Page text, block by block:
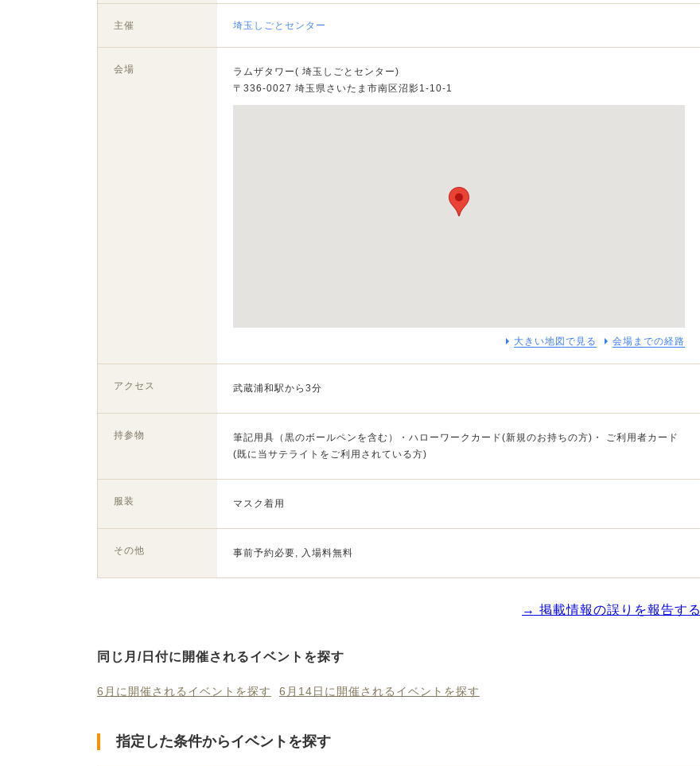
主催 埼玉しごとセンター
会場
ラムザタワー( 埼玉しごとセンター)
〒336-0027 埼玉県さいたま市南区沼影1‐10‐1
大きい地図で見る 会場までの経路
アクセス 武蔵浦和駅から3分
持参物
筆記用具（黒のボールペンを含む）・ハローワークカード(新規のお持ちの方)・ ご利用者カード
(既に当サテライトをご利用されている方)
服装 マスク着用
その他 事前予約必要, 入場料無料
→ 掲載情報の誤りを報告する
同じ月/日付に開催されるイベントを探す
6月に開催されるイベントを探す 6月14日に開催されるイベントを探す
指定した条件からイベントを探す